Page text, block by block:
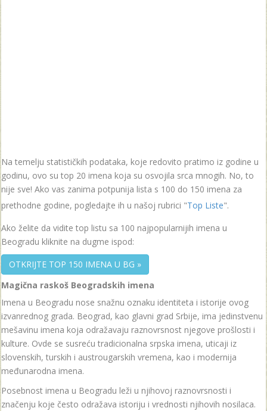
Na temelju statističkih podataka, koje redovito pratimo iz godine u
godinu, ovo su top 20 imena koja su osvojila srca mnogih. No, to
nije sve! Ako vas zanima potpunija lista s 100 do 150 imena za
prethodne godine, pogledajte ih u našoj rubrici "Top Liste".
Ako želite da vidite top listu sa 100 najpopularnijih imena u
Beogradu kliknite na dugme ispod:
OTKRIJTE TOP 150 IMENA U BG »
Magična raskoš Beogradskih imena
Imena u Beogradu nose snažnu oznaku identiteta i istorije ovog
izvanrednog grada. Beograd, kao glavni grad Srbije, ima jedinstvenu
mešavinu imena koja odražavaju raznovrsnost njegove prošlosti i
kulture. Ovde se susreću tradicionalna srpska imena, uticaji iz
slovenskih, turskih i austrougarskih vremena, kao i modernija
međunarodna imena.
Posebnost imena u Beogradu leži u njihovoj raznovrsnosti i
značenju koje često odražava istoriju i vrednosti njihovih nosilaca.